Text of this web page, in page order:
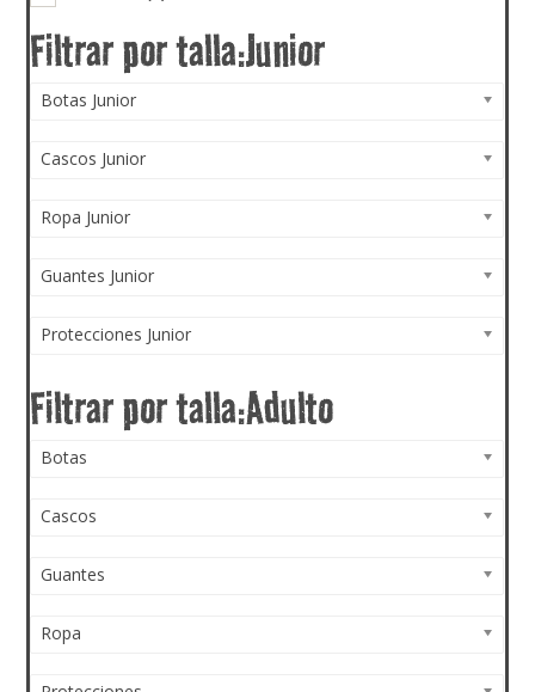
Botas Junior
Cascos Junior
Ropa Junior
Guantes Junior
Protecciones Junior
Botas
Cascos
Guantes
Ropa